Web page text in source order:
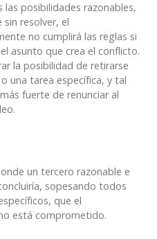
posibilidades razonables,
resolver, el
no cumplirá las reglas si
asunto que crea el conflicto.
la posibilidad de retirarse
una tarea específica, y tal
fuerte de renunciar al
un tercero razonable e
sopesando todos
que el
está comprometido.